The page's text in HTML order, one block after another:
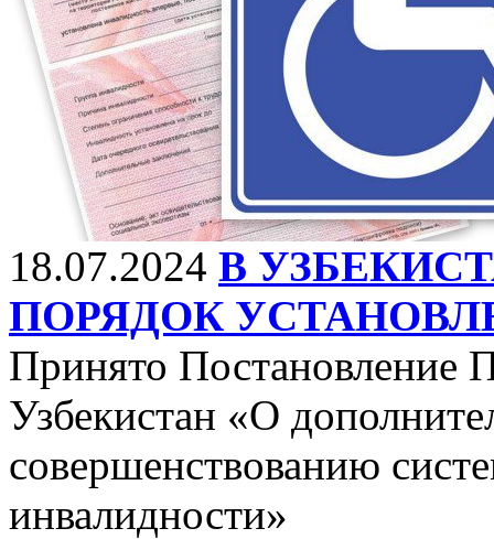
18.07.2024 В
ПОРЯДОК
Принято Постановление
Узбекистан «О
совершенствованию
инвалидности»